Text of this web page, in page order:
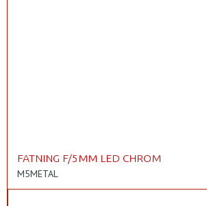
FATNING F/5MM LED CHROM
M5METAL